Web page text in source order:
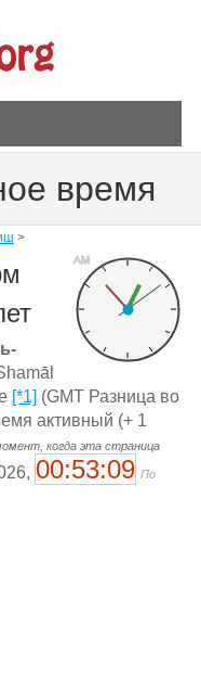
время
>
AM
[*1] (GMT Разница во
активный (+ 1
когда эта страница
00:53:09 По